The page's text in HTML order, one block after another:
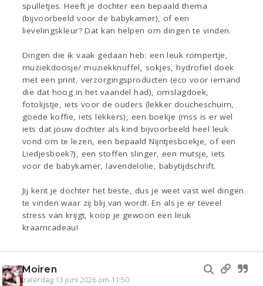
spulletjes. Heeft je dochter een bepaald thema
(bijvoorbeeld voor de babykamer), of een
lievelingskleur? Dat kan helpen om dingen te vinden.
Dingen die ik vaak gedaan heb: een leuk rompertje,
muziekdoosje/ muziekknuffel, sokjes, hydrofiel doek
met een print, verzorgingsproducten (eco voor iemand
die dat hoog in het vaandel had), omslagdoek,
fotolijstje, iets voor de ouders (lekker doucheschuim,
goede koffie, iets lekkers), een boekje (mss is er wel
iets dat jouw dochter als kind bijvoorbeeld heel leuk
vond om te lezen, een bepaald Nijntjesboekje, of een
Liedjesboek?), een stoffen slinger, een mutsje, iets
voor de babykamer, lavendelolie, babytijdschrift.
Jij kent je dochter het beste, dus je weet vast wel dingen
te vinden waar zij blij van wordt. En als je er teveel
stress van krijgt, koop je gewoon een leuk
kraamcadeau!
Moiren
zaterdag 13 juni 2026 om 11:50